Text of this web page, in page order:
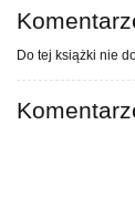
Do tej książki nie